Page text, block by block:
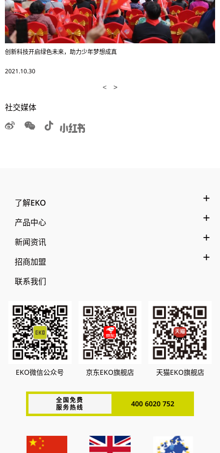
创新科技开启绿色未来，助力少年梦想成真
2021.10.30
< >
社交媒体
了解EKO
产品中心
新闻资讯
招商加盟
联系我们
EKO微信公众号 京东EKO旗舰店 天猫EKO旗舰店
全国免费
服务热线
400 6020 752